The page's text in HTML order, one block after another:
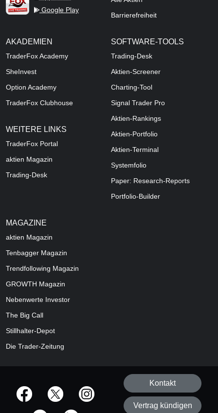
Google Play
Barrierefreiheit
AKADEMIEN
TraderFox Academy
SheInvest
Option Academy
TraderFox Clubhouse
WEITERE LINKS
TraderFox Portal
aktien Magazin
Trading-Desk
SOFTWARE-TOOLS
Trading-Desk
Aktien-Screener
Charting-Tool
Signal Trader Pro
Aktien-Rankings
Aktien-Portfolio
Aktien-Terminal
Systemfolio
Paper: Research-Reports
Portfolio-Builder
MAGAZINE
aktien Magazin
Tenbagger Magazin
Trendfollowing Magazin
GROWTH Magazin
Nebenwerte Investor
The Big Call
Stillhalter-Depot
Die Trader-Zeitung
offizielle Social Media-Accounts
Kontakt
Vertrag kündigen